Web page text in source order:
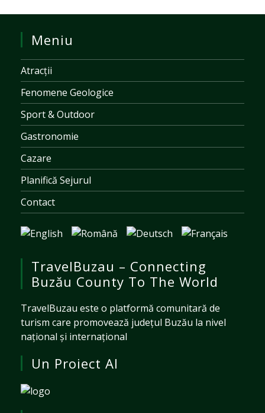
Meniu
Atracții
Fenomene Geologice
Sport & Outdoor
Gastronomie
Cazare
Planifică Sejurul
Contact
TravelBuzau – Connecting
Buzău County To The World
TravelBuzau este o platformă comunitară de
turism care promovează județul Buzău la nivel
național și internațional
Un Proiect Al